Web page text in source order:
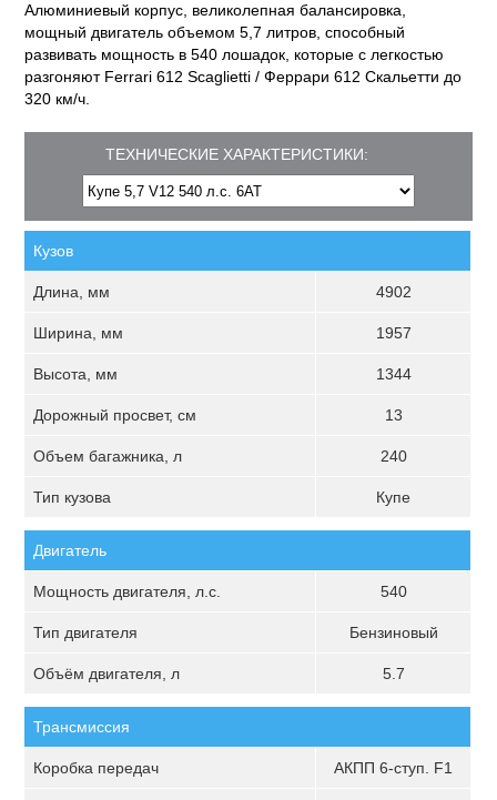
Алюминиевый корпус, великолепная балансировка,
мощный двигатель объемом 5,7 литров, способный
развивать мощность в 540 лошадок, которые с легкостью
разгоняют Ferrari 612 Scaglietti / Феррари 612 Скальетти до
320 км/ч.
ТЕХНИЧЕСКИЕ ХАРАКТЕРИСТИКИ:
Кузов
Длина, мм 4902
Ширина, мм 1957
Высота, мм 1344
Дорожный просвет, см 13
Объем багажника, л 240
Тип кузова Купе
Двигатель
Мощность двигателя, л.с. 540
Тип двигателя Бензиновый
Объём двигателя, л 5.7
Трансмиссия
Коробка передач АКПП 6-ступ. F1